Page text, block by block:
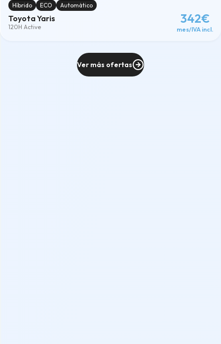
Híbrido ECO Automático
Toyota Yaris
120H Active
342€
mes/IVA incl.
Ver más ofertas